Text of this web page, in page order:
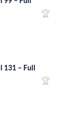
🏆
– Full
🏆